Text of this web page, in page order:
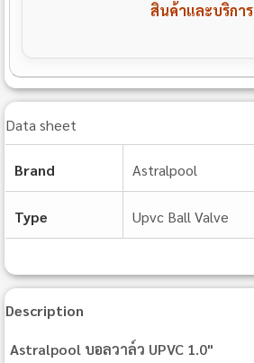
สินค้าและบริการ
Data sheet
Brand Astralpool
Type Upvc Ball Valve
Description
Astralpool บอลวาล์ว UPVC 1.0"